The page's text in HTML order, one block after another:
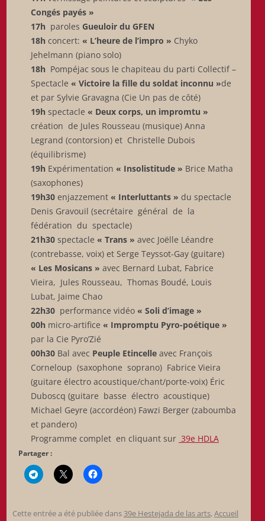
Congés payés »
17hparoles Gueuloir du GFEN
18hconcert: « L’heure de l’impro » Chyko
Jehelmann (piano solo)
18hPompéjac sous le chapiteau du parti Collectif –
Spectacle « Victoire la fille du soldat inconnu »de
et par Sylvie Gravagna (Cie Un pas de côté)
19hspectacle « Deux corps, un impromtu »
création de Jules Rousseau (musique) Anna
Legrand (contorsion) et Christelle Dubois
(équilibrisme)
19hExpérimentation « Insolistitude » Brice Matha
(saxophones)
19h30enjazzement « Interluttants » du spectacle
Denis Gravouil (secrétaire général de la
fédération du spectacle)
21h30spectacle « Trans » avec Joëlle Léandre
(contrebasse, voix) et Serge Teyssot-Gay (guitare)
« Les Mosicans » avec Bernard Lubat, Fabrice
Vieira, Jules Rousseau, Thomas Boudé, Louis
Lubat, Jaime Chao
22h30performance vidéo « Soli d’image »
00hmicro-artifice « Impromptu Pyro-poétique »
par la Cie Pyro’Zié
00h30Bal avec Peuple Etincelleavec François
Corneloup (saxophone soprano) Fabrice Vieira
(guitare électro acoustique/chant/porte-voix) Éric
Duboscq (guitare basse électro acoustique)
Michael Geyre (accordéon) Fawzi Berger (zaboumba
et pandero)
Programme complet en cliquant sur 39e HDLA
Partager :
Cette entrée a été publiée dans 39e Hestejada de las arts,Accueil